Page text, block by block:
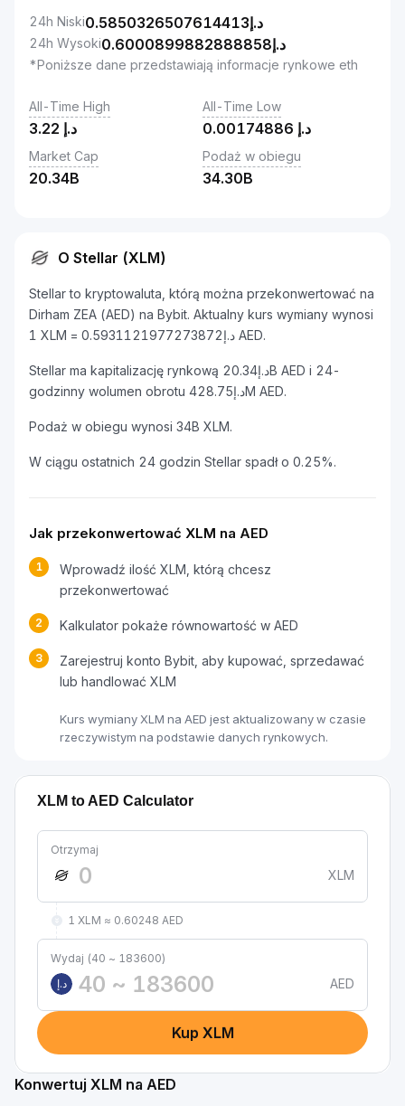
24h Niski د.إ0.5850326507614413
24h Wysoki د.إ0.6000899882888858
*Poniższe dane przedstawiają informacje rynkowe eth
All-Time High
د.إ 3.22
All-Time Low
د.إ 0.00174886
Market Cap
20.34B
Podaż w obiegu
34.30B
O Stellar (XLM)
Stellar to kryptowaluta, którą można przekonwertować na
Dirham ZEA (AED) na Bybit. Aktualny kurs wymiany wynosi
1 XLM = د.إ0.5931121977273872 AED.
Stellar ma kapitalizację rynkową د.إ20.34B AED i 24-
godzinny wolumen obrotu د.إ428.75M AED.
Podaż w obiegu wynosi 34B XLM.
W ciągu ostatnich 24 godzin Stellar spadł o 0.25%.
Jak przekonwertować XLM na AED
1
Wprowadź ilość XLM, którą chcesz
przekonwertować
2 Kalkulator pokaże równowartość w AED
3
Zarejestruj konto Bybit, aby kupować, sprzedawać
lub handlować XLM
Kurs wymiany XLM na AED jest aktualizowany w czasie
rzeczywistym na podstawie danych rynkowych.
XLM to AED Calculator
Otrzymaj
XLM
1 XLM ≈ 0.60248 AED
Wydaj (40 ~ 183600)
د.إ
AED
Kup XLM
Konwertuj XLM na AED